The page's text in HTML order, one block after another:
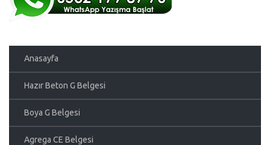
Anasayfa
Hazır Beton G Belgesi
Boya G Belgesi
Agrega CE Belgesi